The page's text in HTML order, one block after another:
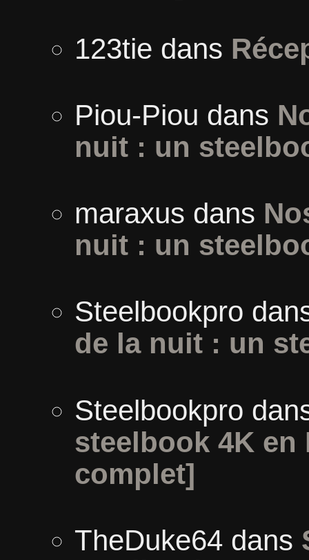
123tie dans
Piou-Piou dans
nuit : un
maraxus dans
nuit : un
Steelbookpro
de la nuit : un
Steelbookpro
steelbook 4K en
complet]
TheDuke64dans